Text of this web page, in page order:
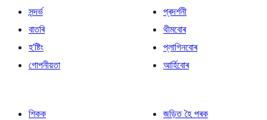
সন্দৰ্ভ
বাতৰি
হ’ষ্টিং
গোপনীয়তা
প্ৰদৰ্শনী
থীমবোৰ
প্লাগিনবোৰ
আৰ্হিবোৰ
শিকক
জড়িত হৈ পৰক